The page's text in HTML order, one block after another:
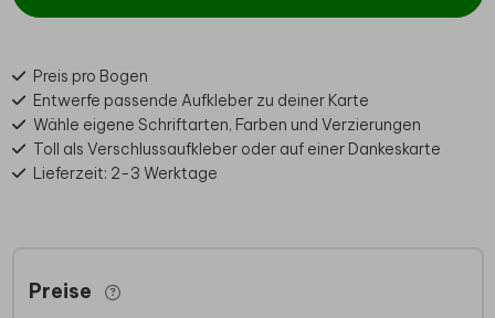
Preis pro Bogen
Entwerfe passende Aufkleber zu deiner Karte
Wähle eigene Schriftarten, Farben und Verzierungen
Toll als Verschlussaufkleber oder auf einer Dankeskarte
Lieferzeit: 2-3 Werktage
Preise